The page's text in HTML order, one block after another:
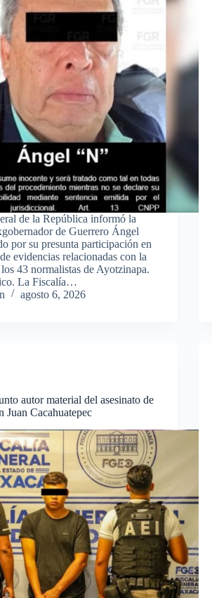
de la República informó la
de Guerrero Ángel
por su presunta participación en
evidencias relacionadas con la
43 normalistas de Ayotzinapa.
La Fiscalía…
agosto 6, 2026
autor material del asesinato de
Juan Cacahuatepec